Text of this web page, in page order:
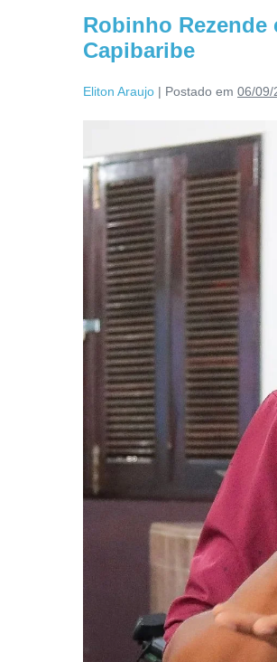
Robinho
Capibaribe
Eliton Araujo | Postado em 06/09/